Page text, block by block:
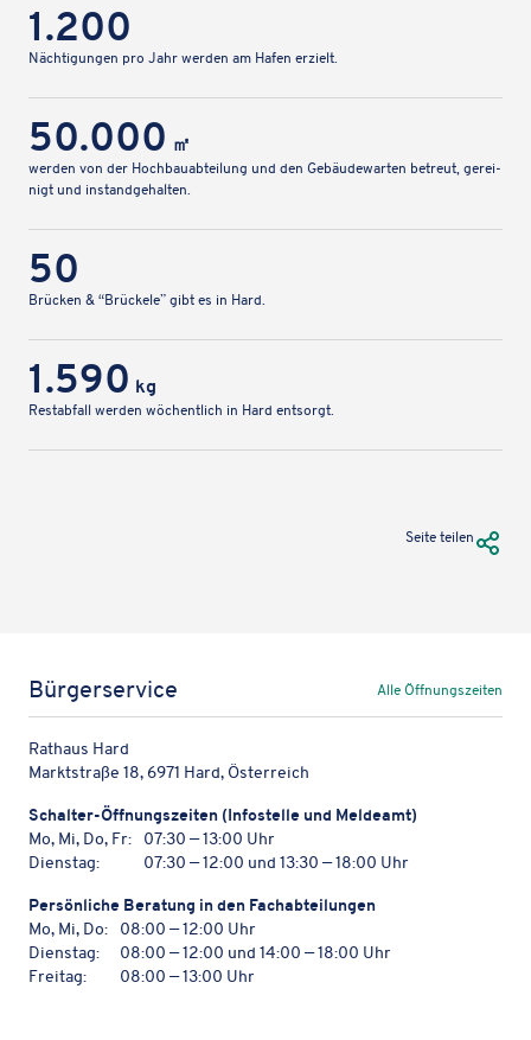
1.200
Näch­ti­gun­gen pro Jahr werden am Hafen erzielt.
50.000 ㎡
werden von der Hoch­bau­ab­tei­lung und den Gebäu­de­war­ten betreut, gerei­
nigt und instandgehalten.
50
Brücken & “Brückele” gibt es in Hard.
1.590 kg
Rest­ab­fall werden wöchent­lich in Hard entsorgt.
Seite teilen URL
Bürgerservice Alle Öffnungszeiten
Rathaus Hard
Marktstraße 18, 6971 Hard, Österreich
Schal­ter-Öffnungs­zei­ten (Info­stelle und Meldeamt)
Mo, Mi, Do, Fr:
07:30 — 13:00 Uhr
Dienstag:
07:30 — 12:00 und 13:30 — 18:00 Uhr
Persön­li­che Bera­tung in den Fachabteilungen
Mo, Mi, Do:
08:00 — 12:00 Uhr
Dienstag:
08:00 — 12:00 und 14:00 — 18:00 Uhr
Freitag:
08:00 — 13:00 Uhr